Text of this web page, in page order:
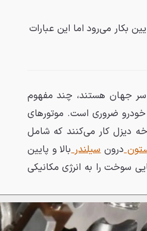
بکار می‌رود اما این عبارات
جهان هستند، چند مفهوم
خودرو ضروری است. موتورهای
دیزل کار می‌کنند که شامل
درونسیلندربالا و پایین
سوخت را به انرژی مکانیکی